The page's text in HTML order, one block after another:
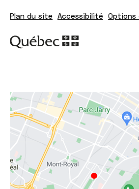
Plan du site Accessibilité Options